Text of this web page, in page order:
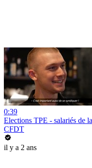
0:39
Elections TPE - salariés de
CFDT
il y a 2 ans